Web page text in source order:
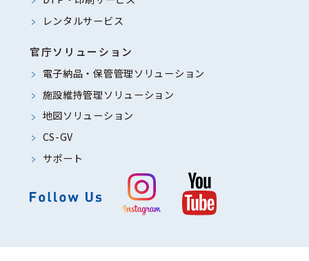
レンタルサービス
官庁ソリューション
電子納品・保管管理ソリューション
施設維持管理ソリューション
地図ソリューション
CS-GV
サポート